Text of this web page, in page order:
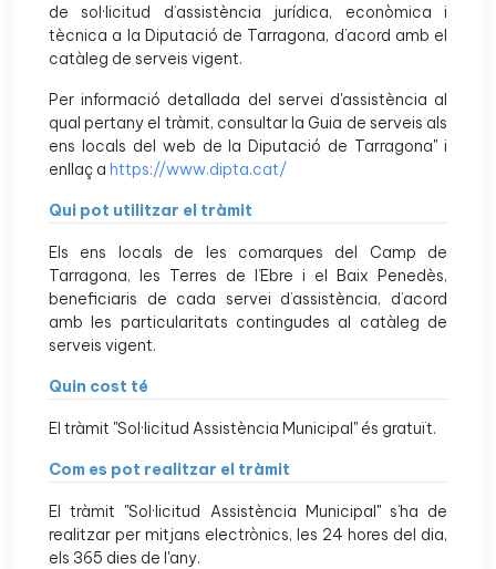
de sol·licitud d’assistència jurídica, econòmica i
tècnica a la Diputació de Tarragona, d’acord amb el
catàleg de serveis vigent.
Per informació detallada del servei d'assistència al
qual pertany el tràmit, consultar la Guia de serveis als
ens locals del web de la Diputació de Tarragona" i
enllaç a https://www.dipta.cat/
Qui pot utilitzar el tràmit
Els ens locals de les comarques del Camp de
Tarragona, les Terres de l’Ebre i el Baix Penedès,
beneficiaris de cada servei d’assistència, d’acord
amb les particularitats contingudes al catàleg de
serveis vigent.
Quin cost té
El tràmit "Sol·licitud Assistència Municipal" és gratuït.
Com es pot realitzar el tràmit
El tràmit "Sol·licitud Assistència Municipal" s’ha de
realitzar per mitjans electrònics, les 24 hores del dia,
els 365 dies de l'any.